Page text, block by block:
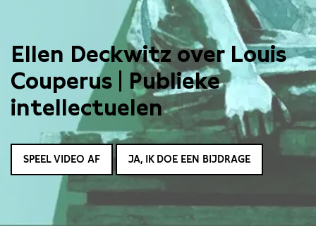
Ellen Deckwitz over Louis
Couperus | Publieke
intellectuelen
SPEEL VIDEO AF JA, IK DOE EEN BIJDRAGE